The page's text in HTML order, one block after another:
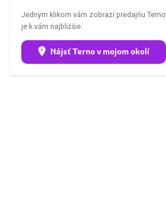
Jedným klikom vám zobrazí predajňu
je k vám najbližšie.
Nájsť Terno v mojom okolí